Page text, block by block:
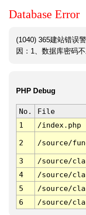
Database Error
(1040) 365建站错误
因：1、数据库密码
PHP Debug
No. File
1
/index.php
2 /source/
3 /source/
4
/source/
5
/source/
6
/source/